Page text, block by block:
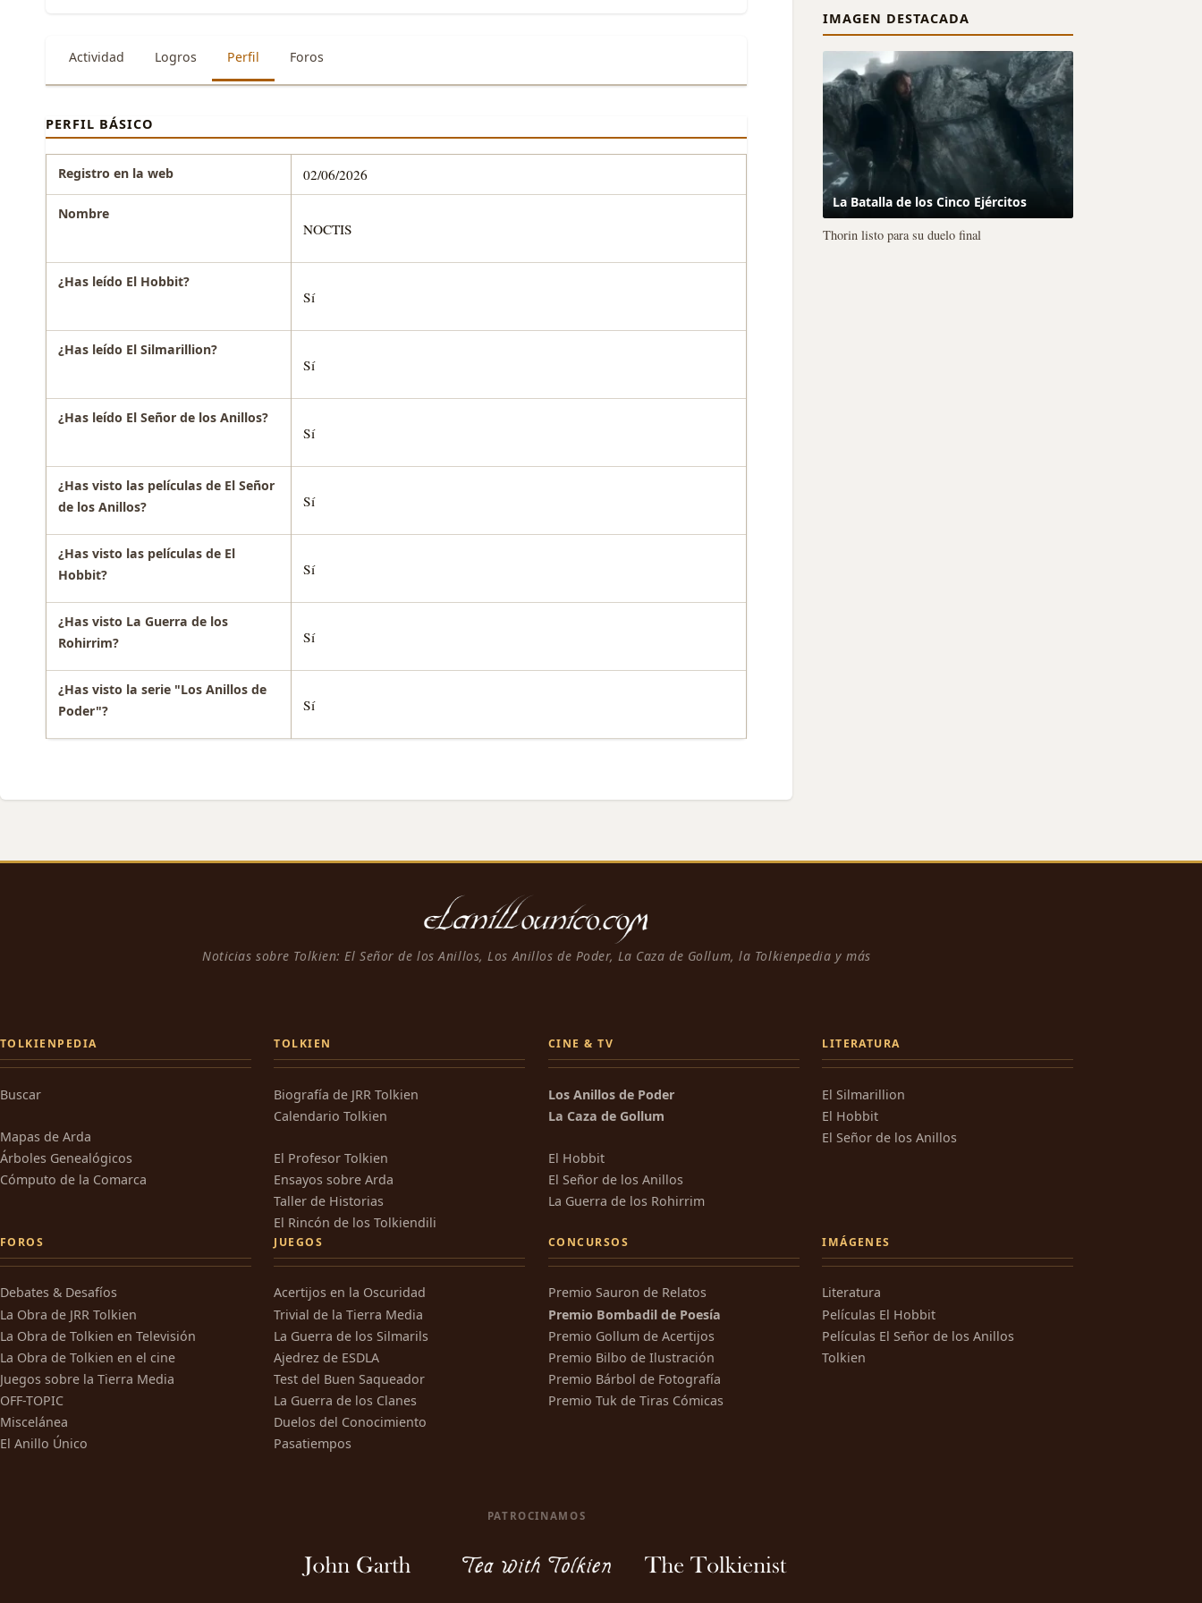
Actividad Logros Perfil Foros
PERFIL BÁSICO
Registro en la web 02/06/2026
Nombre
NOCTIS
¿Has leído El Hobbit?
Sí
¿Has leído El Silmarillion?
Sí
¿Has leído El Señor de los Anillos?
Sí
¿Has visto las películas de El Señor
de los Anillos?
Sí
¿Has visto las películas de El
Hobbit?
Sí
¿Has visto La Guerra de los
Rohirrim?
Sí
¿Has visto la serie "Los Anillos de
Poder"?
Sí
IMAGEN DESTACADA
La Batalla de los Cinco Ejércitos
Thorin listo para su duelo final
Noticias sobre Tolkien: El Señor de los Anillos, Los Anillos de Poder, La Caza de Gollum, la Tolkienpedia y más
TOLKIENPEDIA
Buscar
Mapas de Arda
Árboles Genealógicos
Cómputo de la Comarca
TOLKIEN
Biografía de JRR Tolkien
Calendario Tolkien
El Profesor Tolkien
Ensayos sobre Arda
Taller de Historias
El Rincón de los Tolkiendili
CINE & TV
Los Anillos de Poder
La Caza de Gollum
El Hobbit
El Señor de los Anillos
La Guerra de los Rohirrim
LITERATURA
El Silmarillion
El Hobbit
El Señor de los Anillos
FOROS
Debates & Desafíos
La Obra de JRR Tolkien
La Obra de Tolkien en Televisión
La Obra de Tolkien en el cine
Juegos sobre la Tierra Media
OFF-TOPIC
Miscelánea
El Anillo Único
JUEGOS
Acertijos en la Oscuridad
Trivial de la Tierra Media
La Guerra de los Silmarils
Ajedrez de ESDLA
Test del Buen Saqueador
La Guerra de los Clanes
Duelos del Conocimiento
Pasatiempos
CONCURSOS
Premio Sauron de Relatos
Premio Bombadil de Poesía
Premio Gollum de Acertijos
Premio Bilbo de Ilustración
Premio Bárbol de Fotografía
Premio Tuk de Tiras Cómicas
IMÁGENES
Literatura
Películas El Hobbit
Películas El Señor de los Anillos
Tolkien
PATROCINAMOS